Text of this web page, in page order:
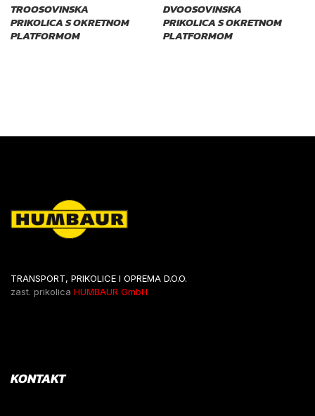
TROOSOVINSKA
PRIKOLICA S OKRETNOM
PLATFORMOM
DVOOSOVINSKA
PRIKOLICA S OKRETNOM
PLATFORMOM
TRANSPORT, PRIKOLICE I OPREMA D.O.O.
zast. prikolica HUMBAUR GmbH
KONTAKT